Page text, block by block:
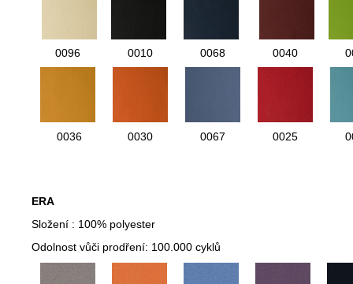
0096 0010 0068 0040
0036 0030 0067 0025
ERA
Složení : 100% polyester
Odolnost vůči prodření: 100.000 cyklů